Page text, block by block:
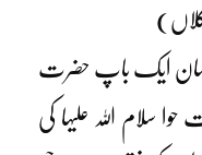
ایک باپ حضرت
سلام اللہ علیہا کی